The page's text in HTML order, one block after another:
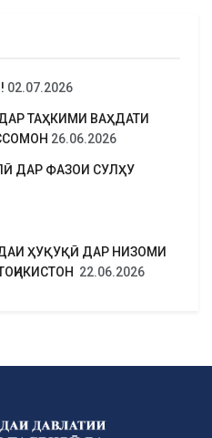
02.07.2026
ТАҲКИМИ ВАҲДАТИ
26.06.2026
ДАР ФАЗОИ СУЛҲУ
ҲУҚУҚӢ ДАР НИЗОМИ
22.06.2026